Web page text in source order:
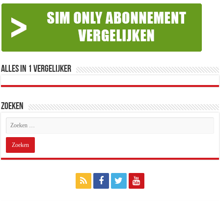
Alles in 1 Vergelijker
Zoeken